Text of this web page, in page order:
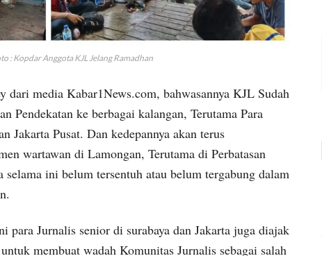
: Kopdar Anggota KJL Jelang Ramadhan
dari media Kabar1News.com, bahwasannya KJL Sudah
Pendekatan ke berbagai kalangan, Terutama Para
Jakarta Pusat. Dan kedepannya akan terus
wartawan di Lamongan, Terutama di Perbatasan
selama ini belum tersentuh atau belum tergabung dalam
para Jurnalis senior di surabaya dan Jakarta juga diajak
membuat wadah Komunitas Jurnalis sebagai salah